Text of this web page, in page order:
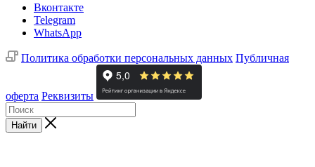
Вконтакте
Telegram
WhatsApp
Политика обработки персональных данных Публичная
оферта Реквизиты
Найти